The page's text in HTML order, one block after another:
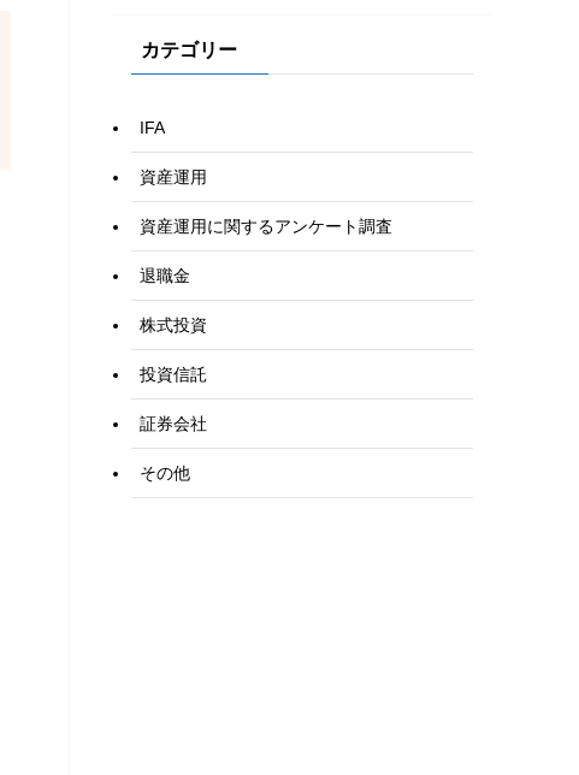
カテゴリー
IFA
資産運用
資産運用に関するアンケート調査
退職金
株式投資
投資信託
証券会社
その他